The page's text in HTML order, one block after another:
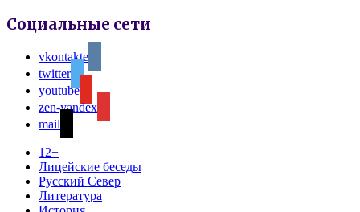
Социальные сети
vkontakte
twitter
youtube
zen-yandex
mail
12+
Лицейские беседы
Русский Север
Литература